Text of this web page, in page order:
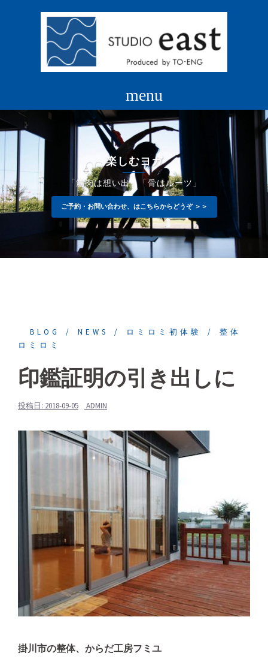
キ
楽しむヨガ
「筋肉は想い出」「骨はルーツ」
ご予約・お問い合わせ、はこちらからどうぞ ＞＞
BLOG NEWS ロミロミ初体験
整体
ロミロミ
印鑑証明の引き出しに
投稿日: 2018-09-05 ADMIN
掛川市の整体、からだ工房フミユ